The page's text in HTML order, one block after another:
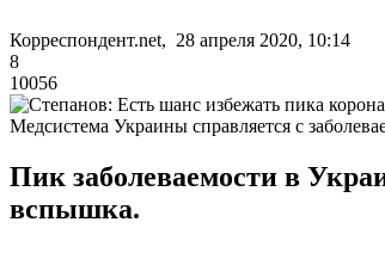
Корреспондент.net, 28 апреля 2020, 10:14
8
10056
Медсистема Украины справляется с
Пик заболеваемости в
вспышка.